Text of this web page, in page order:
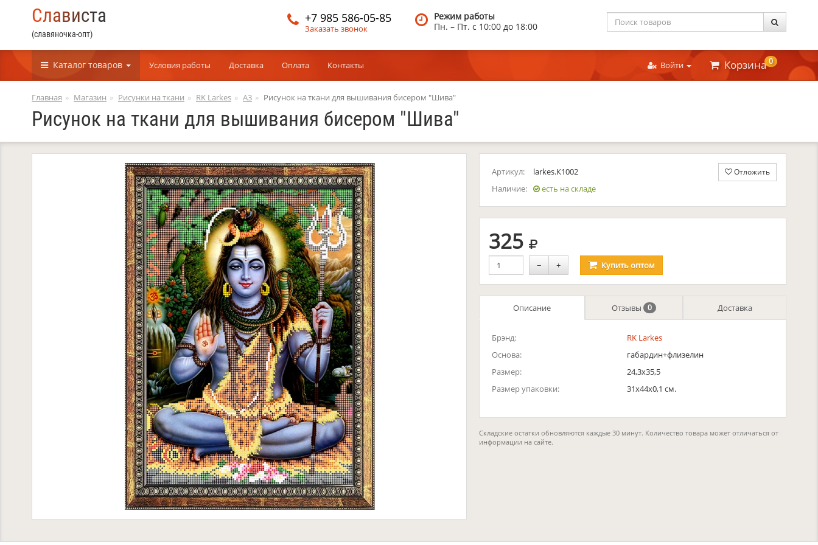
Слависта
(славяночка-опт)
+7 985 586-05-85
Заказать звонок
Режим работы
Пн. – Пт. c 10:00 до 18:00
Каталог товаров Войти Корзина0
Условия работы Доставка Оплата Контакты
Главная Магазин Рисунки на ткани RK Larkes А3 Рисунок на ткани для вышивания бисером "Шива"
Рисунок на ткани для вышивания бисером "Шива"
Артикул:
larkes.К1002
Наличие:
есть на складе
Отложить
325 руб.
− + Купитьоптом
Описание Отзывы 0 Доставка
Брэнд:
RK Larkes
Основа:
габардин+флизелин
Размер:
24,3х35,5
Размер упаковки:
31x44x0,1 см.
Складские остатки обновляются каждые 30 минут. Количество товара может отличаться от
информации на сайте.